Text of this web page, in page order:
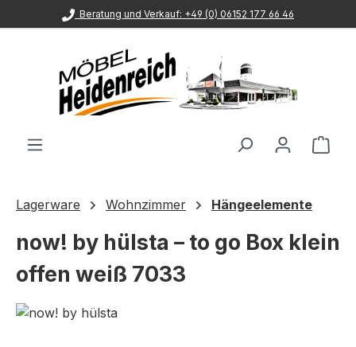
Zum Hauptinhalt springen
Beratung und Verkauf: +49 (0) 06152 177 66 46
Lagerware Wohnzimmer Hängeelemente
now! by hülsta – to go Box klein
offen weiß 7033